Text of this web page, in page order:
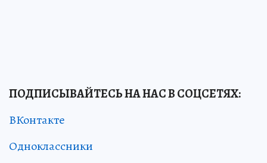
ПОДПИСЫВАЙТЕСЬ НА НАС В СОЦСЕТЯХ:
ВКонтакте
Одноклассники